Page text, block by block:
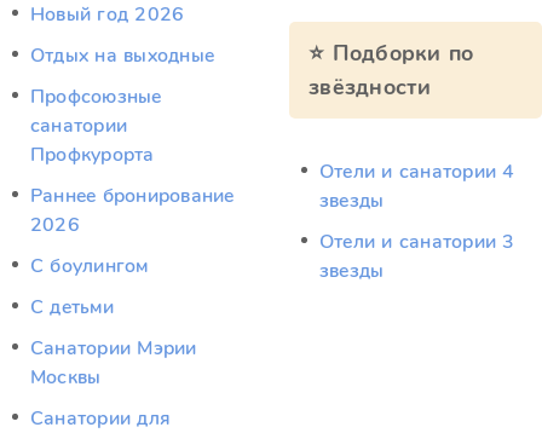
Новый год 2026
Отдых на выходные
Профсоюзные
санатории
Профкурорта
Раннее бронирование
2026
С боулингом
С детьми
Санатории Мэрии
Москвы
Санатории для
⭐ Подборки по
звёздности
Отели и санатории 4
звезды
Отели и санатории 3
звезды